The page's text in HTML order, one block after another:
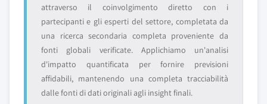
attraverso il coinvolgimento diretto con i
partecipanti e gli esperti del settore, completata da
una ricerca secondaria completa proveniente da
fonti globali verificate. Applichiamo un'analisi
d'impatto quantificata per fornire previsioni
affidabili, mantenendo una completa tracciabilità
dalle fonti di dati originali agli insight finali.